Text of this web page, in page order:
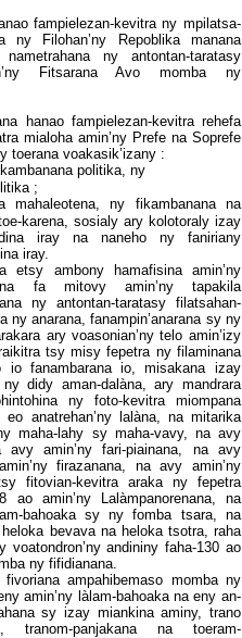
fampielezan-kevitra ny mpilatsa-
ny Filohan’ny Repoblika manana
ny antontan-taratasy
Fitsarana Avo momba ny
hanao fampielezan-kevitra rehefa
mialoha amin’ny Prefe na Soprefe
toerana voakasik’izany :
politika, ny
;
mahaleotena, ny fikambanana na
karena, sosialy ary kolotoraly izay
iray na naneho ny faniriany
iray.
etsy ambony hamafisina amin’ny
fa mitovy amin’ny tapakila
ny antontan-taratasy filatsahan-
ny anarana, fanampin’anarana sy ny
ary voasonian’ny telo amin’izy
tsy misy fepetra ny filaminana
io fanambarana io, misakana izay
didy aman-dalàna, ary mandrara
ny foto-kevitra miompana
eo anatrehan’ny lalàna, na mitarika
maha-lahy sy maha-vavy, na avy
avy amin’ny fari-piainana, na avy
firazanana, na avy amin’ny
fitovian-kevitra araka ny fepetra
ao amin’ny Lalàmpanorenana, na
bahoaka sy ny fomba tsara, na
bevava na heloka tsotra, raha
voatondron’ny andininy faha-130 ao
ny fifidianana.
ampahibemaso momba ny
amin’ny làlam-bahoaka na eny an-
sy izay miankina aminy, trano
tranom-panjakana na toeram-